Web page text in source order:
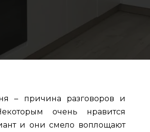
– причина разговоров и
очень нравится
и они смело воплощают